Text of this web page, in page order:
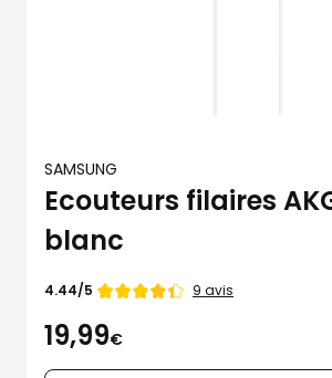
SAMSUNG
Ecouteurs filaires
blanc
4.44/5 Note
4.44
étoiles
sur
9 avis
19,99€